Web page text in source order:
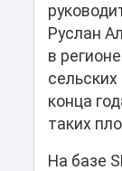
Руслан
в
конца
таких
На базе